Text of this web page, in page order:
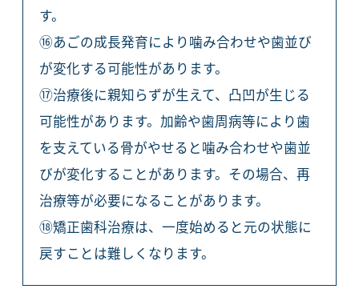
す。
⑯あごの成長発育により噛み合わせや歯並び
が変化する可能性があります。
⑰治療後に親知らずが生えて、凸凹が生じる
可能性があります。加齢や歯周病等により歯
を支えている骨がやせると噛み合わせや歯並
びが変化することがあります。その場合、再
治療等が必要になることがあります。
⑱矯正歯科治療は、一度始めると元の状態に
戻すことは難しくなります。